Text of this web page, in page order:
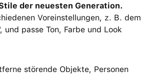
der neuesten Generation.
Voreinstellungen, z. B. dem
und passe Ton, Farbe und Look
störende Objekte, Personen